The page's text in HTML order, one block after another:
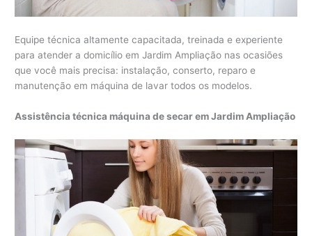
Equipe técnica altamente capacitada, treinada e experiente
para atender a domicílio em Jardim Ampliação nas ocasiões
que você mais precisa: instalação, conserto, reparo e
manutenção em máquina de lavar todos os modelos.
Assistência técnica máquina de secar em Jardim Ampliação